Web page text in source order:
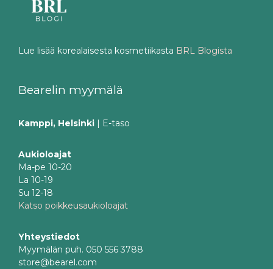
Lue lisää korealaisesta kosmetiikasta BRL Blogista
Bearelin myymälä
Kamppi, Helsinki | E-taso
Aukioloajat
Ma-pe 10-20
La 10-19
Su 12-18
Katso poikkeusaukioloajat
Yhteystiedot
Myymälän puh. 050 556 3788
store@bearel.com